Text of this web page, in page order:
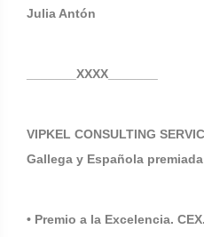
Julia Antón
_______XXXX_______
VIPKEL CONSULTING
Gallega y Española
• Premio a la Excelencia. CEX.